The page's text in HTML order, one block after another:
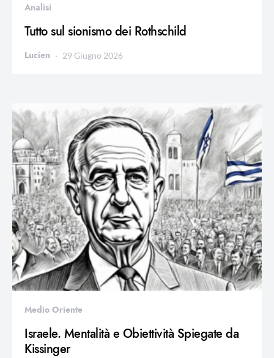
Analisi
Tutto sul sionismo dei Rothschild
Lucien 29 Giugno 2026
Medio Oriente
Israele. Mentalità e Obiettività Spiegate da
Kissinger